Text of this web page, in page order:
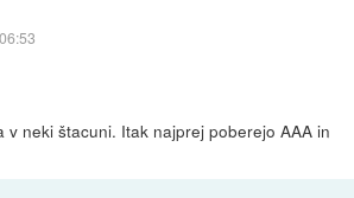
v neki štacuni. Itak najprej poberejo AAA in